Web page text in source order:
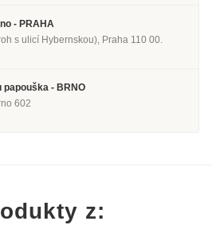
- PRAHA
s ulicí Hybernskou), Praha 110 00.
papouška - BRNO
602
z: